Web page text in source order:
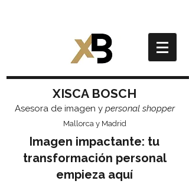
XISCA BOSCH
Asesora de imagen y personal shopper
Mallorca y Madrid
Imagen impactante: tu
transformación personal
empieza aquí